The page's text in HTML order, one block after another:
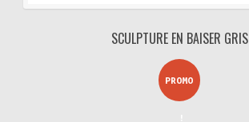
SCULPTURE EN BAISER GRIS
PROMO